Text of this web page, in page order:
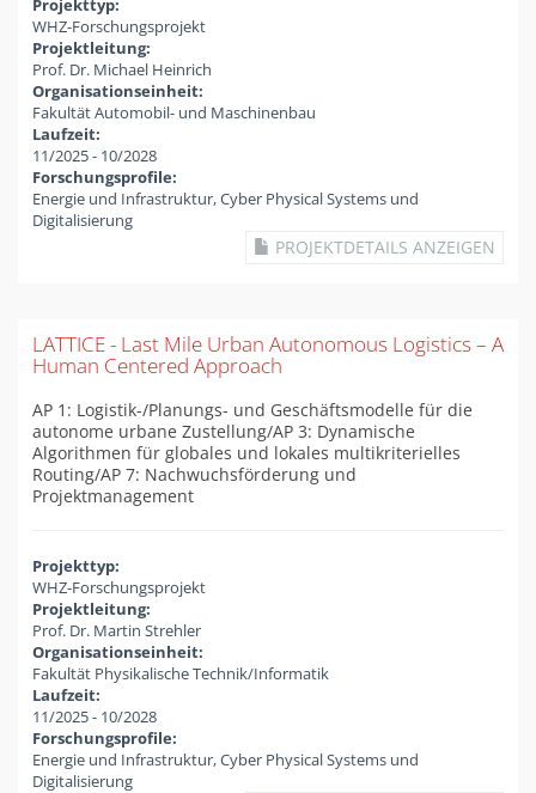
Projekttyp:
WHZ-Forschungsprojekt
Projektleitung:
Prof. Dr. Michael Heinrich
Organisationseinheit:
Fakultät Automobil- und Maschinenbau
Laufzeit:
11/2025- 10/2028
Forschungsprofile:
Energie und Infrastruktur, Cyber Physical Systems und
Digitalisierung
PROJEKTDETAILS ANZEIGEN
LATTICE - Last Mile Urban Autonomous Logistics – A
Human Centered Approach
AP 1: Logistik-/Planungs- und Geschäftsmodelle für die
autonome urbane Zustellung/AP 3: Dynamische
Algorithmen für globales und lokales multikriterielles
Routing/AP 7: Nachwuchsförderung und
Projektmanagement
Projekttyp:
WHZ-Forschungsprojekt
Projektleitung:
Prof. Dr. Martin Strehler
Organisationseinheit:
Fakultät Physikalische Technik/Informatik
Laufzeit:
11/2025- 10/2028
Forschungsprofile:
Energie und Infrastruktur, Cyber Physical Systems und
Digitalisierung